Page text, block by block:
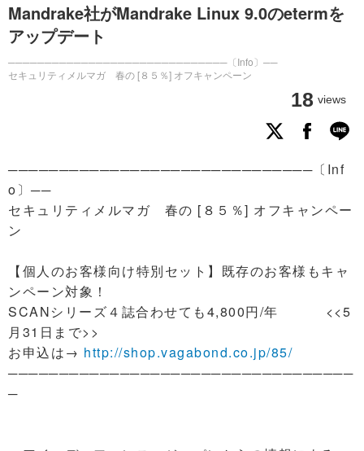
Mandrake社がMandrake Linux 9.0のetermを
アップデート
──────────────────────────────〔Info〕──
セキュリティメルマガ 春の [８５％] オフキャンペーン
18 views
──────────────────────────────〔Inf
o〕──
セキュリティメルマガ 春の [８５％] オフキャンペー
ン
【個人のお客様向け特別セット】既存のお客様もキャ
ンペーン対象！
SCANシリーズ４誌合わせても4,800円/年 <<5
月31日まで>>
お申込は→ http://shop.vagabond.co.jp/85/
──────────────────────────────────
─